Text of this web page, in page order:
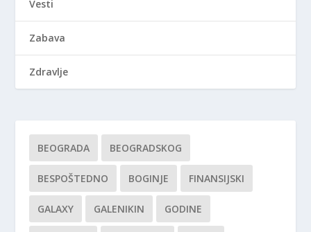
Vesti
Zabava
Zdravlje
BEOGRADA BEOGRADSKOG
BESPOŠTEDNO BOGINJE FINANSIJSKI
GALAXY GALENIKIN GODINE